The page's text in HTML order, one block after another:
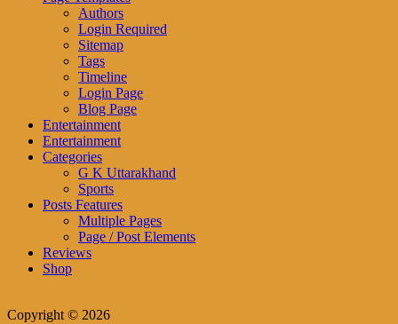
Authors
Login Required
Sitemap
Tags
Timeline
Login Page
Blog Page
Entertainment
Entertainment
Categories
G K Uttarakhand
Sports
Posts Features
Multiple Pages
Page / Post Elements
Reviews
Shop
Copyright © 2026